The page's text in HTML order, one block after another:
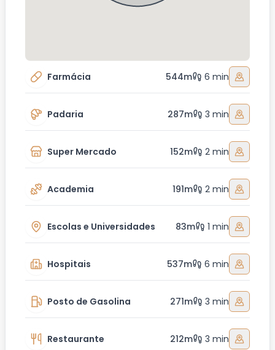
Farmácia 544m 6 min
Padaria 287m 3 min
Super Mercado 152m 2 min
Academia 191m 2 min
Escolas e Universidades 83m 1 min
Hospitais 537m 6 min
Posto de Gasolina 271m 3 min
Restaurante 212m 3 min